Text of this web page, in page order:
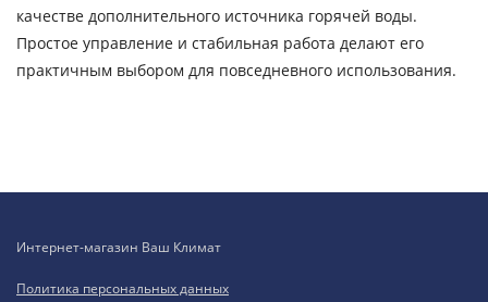
качестве дополнительного источника горячей воды.
Простое управление и стабильная работа делают его
практичным выбором для повседневного использования.
Интернет-магазин Ваш Климат
Политика персональных данных